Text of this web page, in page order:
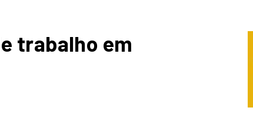
trabalho em